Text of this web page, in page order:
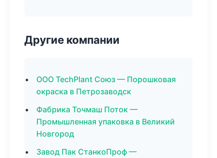
Другие компании
ООО TechPlant Союз — Порошковая
окраска в Петрозаводск
Фабрика Точмаш Поток —
Промышленная упаковка в Великий
Новгород
Завод Пак СтанкоПроф —